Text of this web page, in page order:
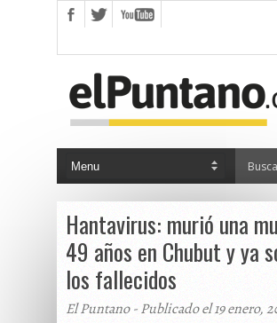
Hantavirus: murió una
49 años en Chubut y ya
los fallecidos
El Puntano - Publicado el 19 enero,